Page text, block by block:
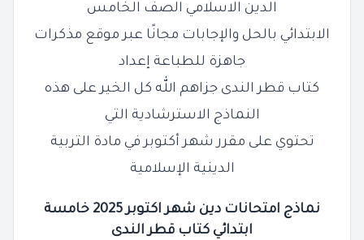
الدين الاسلامي الصف الخامس
الابتدائي بالحل والإجابات مجانًا عبر موقع مذكرات
جاهزة للطباعة إعداد
كتاب قطر الندى جزاهم الله كل الخير على هذه
النماذج الاسترشادية التي
تحتوي على مقرر شهر أكتوبر في مادة التربية
الدينية الإسلامية
نماذج امتحانات دين شهر اكتوبر 2025 خامسة
ابتدائي كتاب قطر الندى